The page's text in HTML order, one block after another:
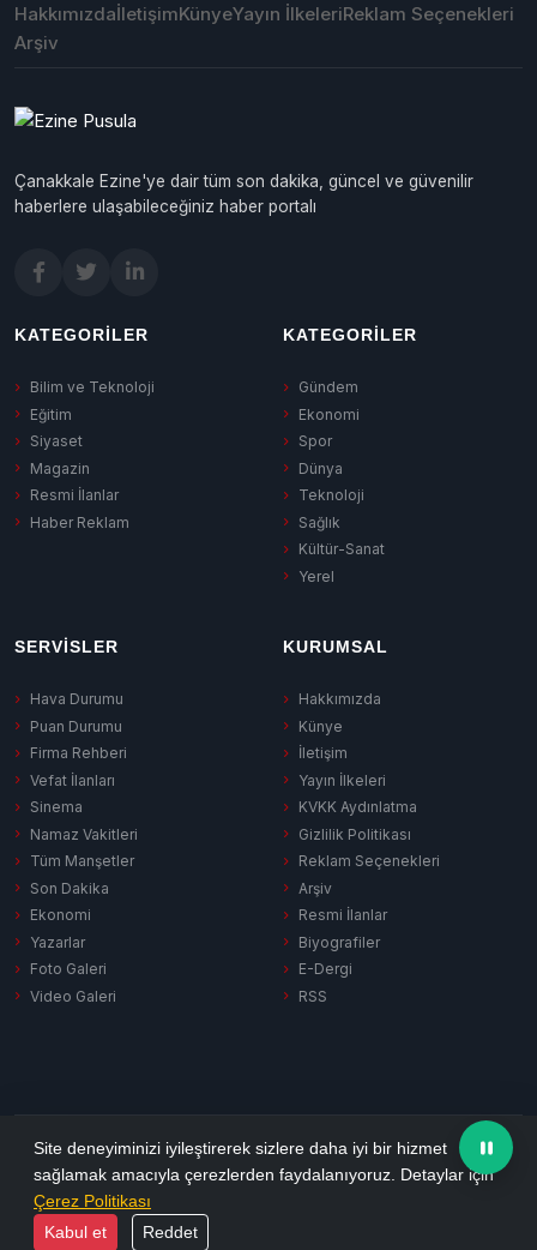
HakkımızdaİletişimKünyeYayın İlkeleriReklam Seçenekleri
Arşiv
Çanakkale Ezine'ye dair tüm son dakika, güncel ve güvenilir
haberlere ulaşabileceğiniz haber portalı
KATEGORILER
Bilim ve Teknoloji
Eğitim
Siyaset
Magazin
Resmi İlanlar
Haber Reklam
KATEGORILER
Gündem
Ekonomi
Spor
Dünya
Teknoloji
Sağlık
Kültür-Sanat
Yerel
SERVISLER
Hava Durumu
Puan Durumu
Firma Rehberi
Vefat İlanları
Sinema
Namaz Vakitleri
Tüm Manşetler
Son Dakika
Ekonomi
Yazarlar
Foto Galeri
Video Galeri
KURUMSAL
Hakkımızda
Künye
İletişim
Yayın İlkeleri
KVKK Aydınlatma
Gizlilik Politikası
Reklam Seçenekleri
Arşiv
Resmi İlanlar
Biyografiler
E-Dergi
RSS
Gizlilik Politikası KVKK AydınlatmaÇerez PolitikasıRSS
© 2026 Ezine Pusula. Tüm hakları saklıdır.
Yazılım:
Site deneyiminizi iyileştirerek sizlere daha iyi bir hizmet
sağlamak amacıyla çerezlerden faydalanıyoruz. Detaylar için
Çerez Politikası
Kabul et
Reddet